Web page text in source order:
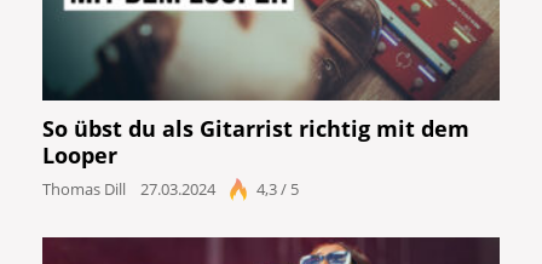
So übst du als Gitarrist richtig mit dem
Looper
Thomas Dill 27.03.2024 4,3 / 5